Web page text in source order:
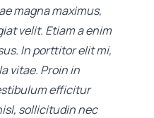
magna maximus,
velit. Etiam a enim
In porttitor elit mi,
vitae. Proin in
efficitur
sollicitudin nec